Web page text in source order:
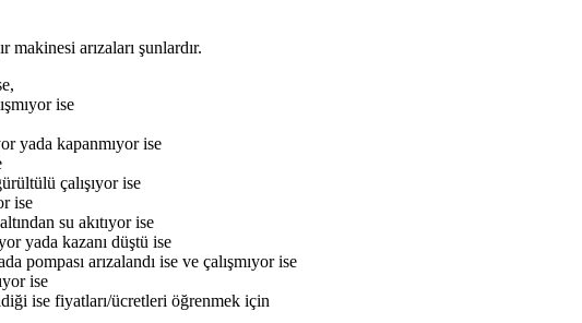
makinesi arızaları şunlardır.
ise
yada kapanmıyor ise
çalışıyor ise
ise
su akıtıyor ise
yada kazanı düştü ise
pompası arızalandı ise ve çalışmıyor ise
ise
ise fiyatları/ücretleri öğrenmek için